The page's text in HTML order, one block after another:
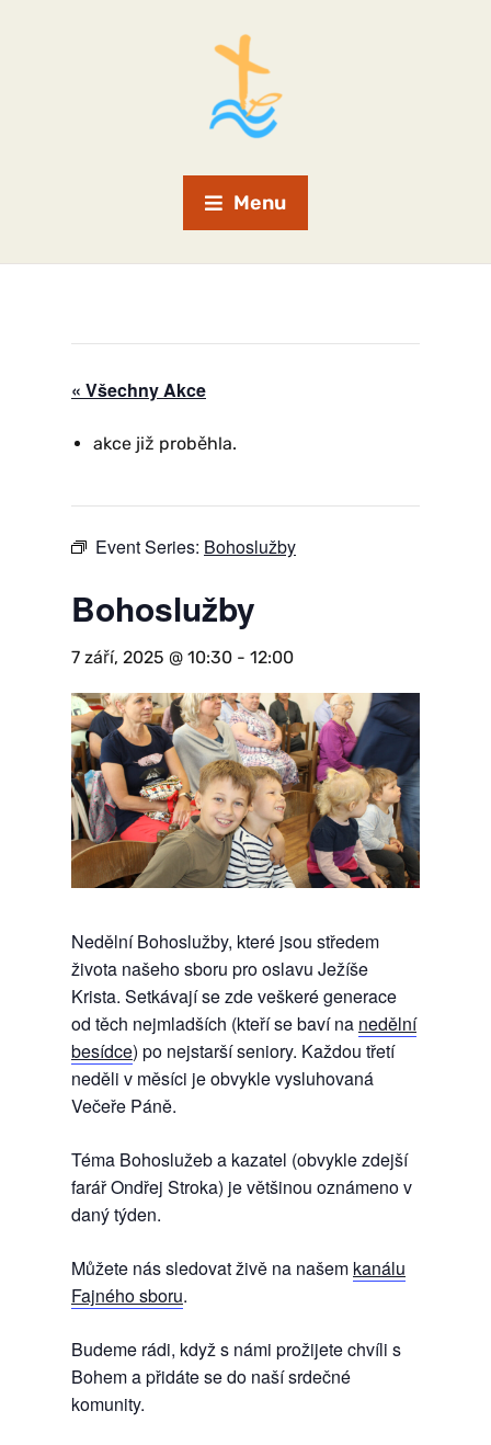
Menu
« Všechny Akce
akce již proběhla.
Event Series: Bohoslužby
Bohoslužby
7 září, 2025 @ 10:30 - 12:00
Nedělní Bohoslužby, které jsou středem
života našeho sboru pro oslavu Ježíše
Krista. Setkávají se zde veškeré generace
od těch nejmladších (kteří se baví na nedělní
besídce) po nejstarší seniory. Každou třetí
neděli v měsíci je obvykle vysluhovaná
Večeře Páně.
Téma Bohoslužeb a kazatel (obvykle zdejší
farář Ondřej Stroka) je většinou oznámeno v
daný týden.
Můžete nás sledovat živě na našem kanálu
Fajného sboru.
Budeme rádi, když s námi prožijete chvíli s
Bohem a přidáte se do naší srdečné
komunity.